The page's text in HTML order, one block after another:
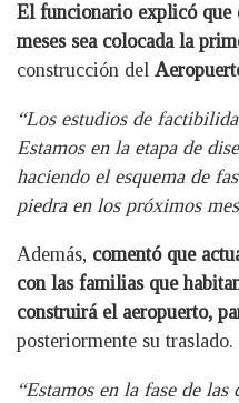
El funcionario explicó que
meses sea colocada la
construcción del
“Los estudios de
Estamos en la etapa de
haciendo el esquema de
piedra en los próximos
Además, comentó que
con las familias que
construirá el aeropuerto,
posteriormente su traslado.
“Estamos en la fase de